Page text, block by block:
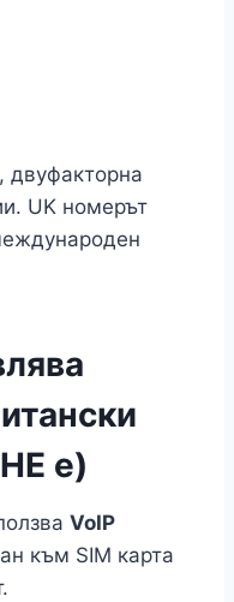
двуфакторна
UK номерът
е)
VoIP
към SIM карта